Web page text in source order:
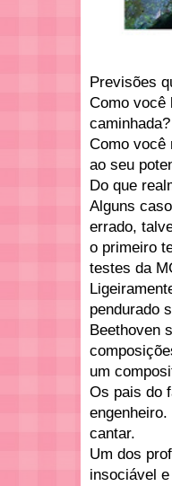
Previsões
Como você
caminhada?
Como você
ao seu
Do que
Alguns
errado,
o primeiro
testes da
pendurado
Beethoven
um
Os pais do
cantar.
Um dos
insociável